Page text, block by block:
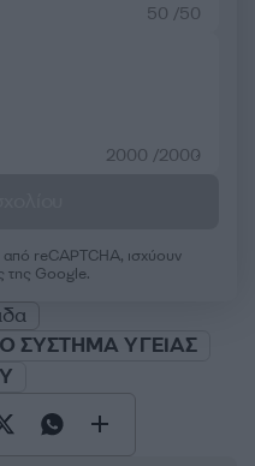
50 /50
2000 /2000
από reCAPTCHA, ισχύουν
της Google.
ΣΥΣΤΗΜΑ ΥΓΕΙΑΣ